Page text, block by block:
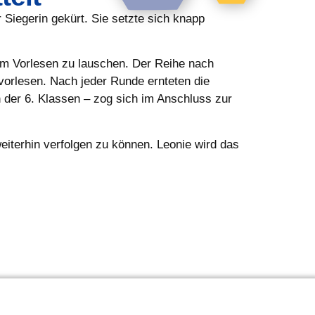
gekürt. Sie setzte sich knapp
Vorlesen zu lauschen. Der Reihe nach
Nach jeder Runde ernteten die
6. Klassen – zog sich im Anschluss zur
verfolgen zu können. Leonie wird das